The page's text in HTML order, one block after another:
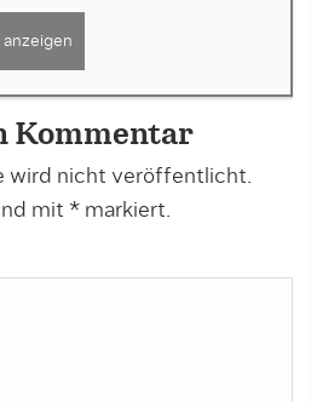
anzeigen
Kommentar
wird nicht veröffentlicht.
mit * markiert.